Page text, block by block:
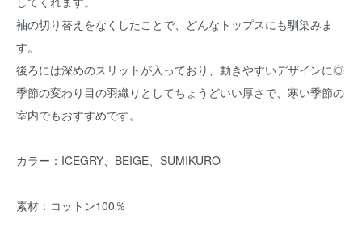
袖の切り替えをなくしたことで、どんなトップスにも馴染みま
す。
後ろには深めのスリットが入っており、動きやすいデザインに◎
季節の変わり目の羽織りとしてちょうどいい厚さで、寒い季節の
室内でもおすすめです。
カラー：ICEGRY、BEIGE、SUMIKURO
素材：コットン100％